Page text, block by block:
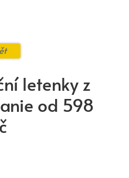
letenky z
od 598